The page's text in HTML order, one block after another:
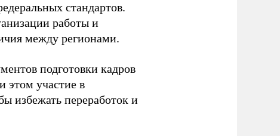
стандартов.
работы и
между регионами.
подготовки кадров
этом участие в
избежать переработок и